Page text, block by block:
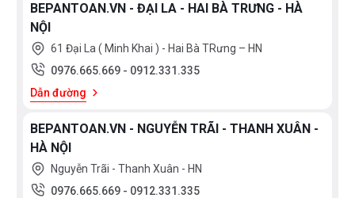
15.000.000
XUẤT
England
Sỹ
Scotland
Greece
Singapore
India
BEPANTOAN.VN - ĐẠI LA - HAI BÀ TRƯNG - HÀ
NỘI
61 Đại La ( Minh Khai ) - Hai Bà TRưng – HN
0976.665.669 - 0912.331.335
Dẫn đường
BEPANTOAN.VN - NGUYỄN TRÃI - THANH XUÂN -
HÀ NỘI
Nguyễn Trãi - Thanh Xuân - HN
0976.665.669 - 0912.331.335